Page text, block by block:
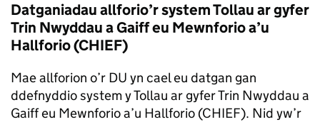
Datganiadau allforio’r system Tollau ar gyfer
Trin Nwyddau a Gaiff eu Mewnforio a’u
Hallforio (CHIEF)
Mae allforion o’r DU yn cael eu datgan gan
ddefnyddio system y Tollau ar gyfer Trin Nwyddau a
Gaiff eu Mewnforio a’u Hallforio (CHIEF). Nid yw’r